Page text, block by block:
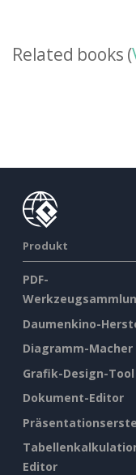
Related books (
Produkt
PDF-
Daumenkino-
Diagramm-Macher
Grafik-Design-Tool
Dokument-Editor
Editor